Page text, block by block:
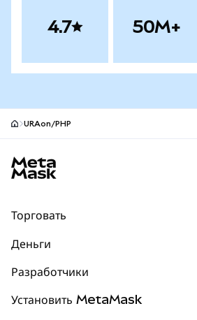
4.7 50M+
URAon/PHP
Торговать
Прогнозы
Перпы НОВИНКА
Деньги
mUSD
Разработчики
Установить MetaMask